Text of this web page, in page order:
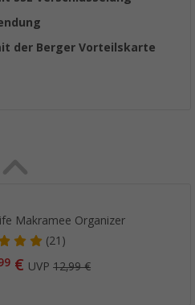
der Berger Vorteilskarte
Makramee Organizer
(21)
€ UVP12,99 €